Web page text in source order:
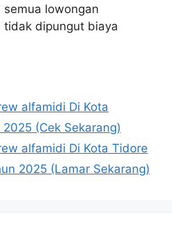
lowongan
tidak dipungut biaya
alfamidi Di Kota
(Cek Sekarang)
alfamidi Di Kota Tidore
2025 (Lamar Sekarang)